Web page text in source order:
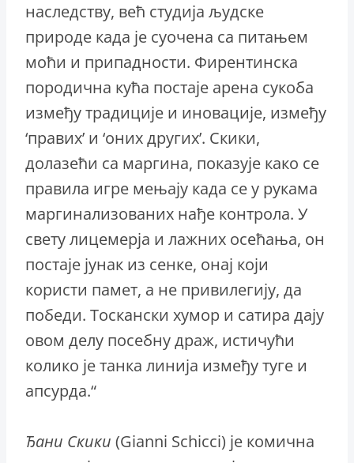
наследству, већ студија људске
природе када је суочена са питањем
моћи и припадности. Фирентинска
породична кућа постаје арена сукоба
између традиције и иновације, између
‘правих’ и ‘оних других’. Скики,
долазећи са маргина, показује како се
правила игре мењају када се у рукама
маргинализованих нађе контрола. У
свету лицемерја и лажних осећања, он
постаје јунак из сенке, онај који
користи памет, а не привилегију, да
победи. Тоскански хумор и сатира дају
овом делу посебну драж, истичући
колико је танка линија између туге и
апсурда.“
Ђани Скики (Gianni Schicci) је комична